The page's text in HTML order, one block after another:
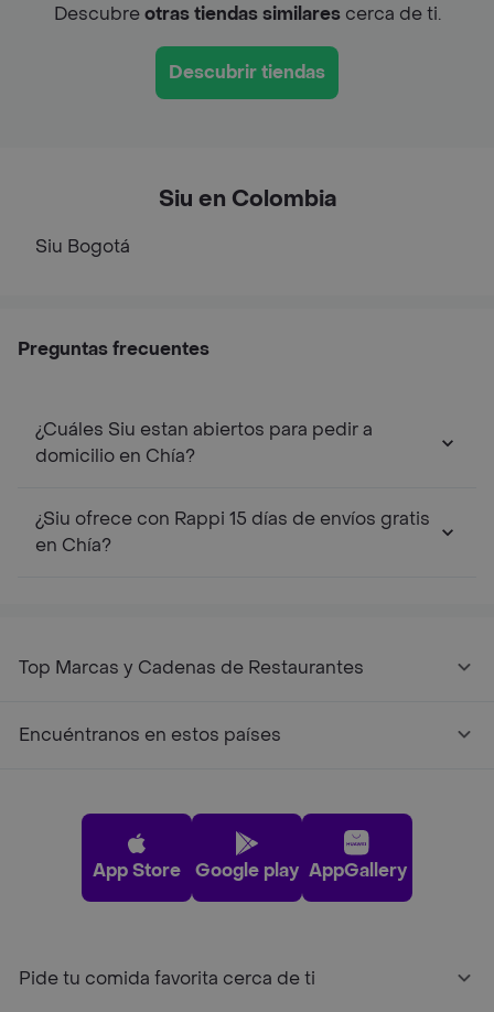
Descubreotras tiendas similarescerca de ti.
Descubrir tiendas
Siu en Colombia
Siu Bogotá
Preguntas frecuentes
¿Cuáles Siu estan abiertos para pedir a
domicilio en Chía?
¿Siu ofrece con Rappi 15 días de envíos gratis
en Chía?
Top Marcas y Cadenas de Restaurantes
Encuéntranos en estos países
App Store Google play AppGallery
Pide tu comida favorita cerca de ti